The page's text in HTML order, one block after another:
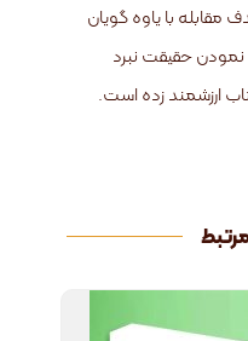
با یاوه گویان
حقیقت نبرد
ارزشمند زده است.